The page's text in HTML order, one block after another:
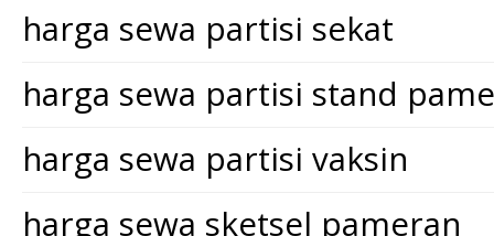
harga sewa partisi sekat
harga sewa partisi stand
harga sewa partisi vaksin
harga sewa sketsel pameran